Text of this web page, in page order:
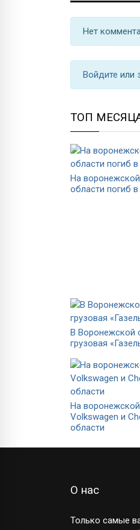
Нет
Войдите или
ТОП
На
области погиб
В Воронежской
грузовая
На
Volkswagen и
области
О нас
Только самые